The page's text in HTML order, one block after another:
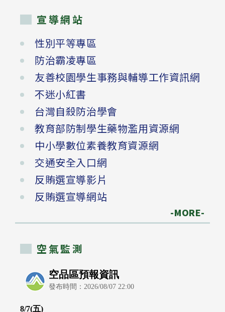
宣導網站
性別平等專區
防治霸凌專區
友善校園學生事務與輔導工作資訊網
不迷小紅書
台灣自殺防治學會
教育部防制學生藥物濫用資源網
中小學數位素養教育資源網
交通安全入口網
反賄選宣導影片
反賄選宣導網站
-MORE-
空氣監測